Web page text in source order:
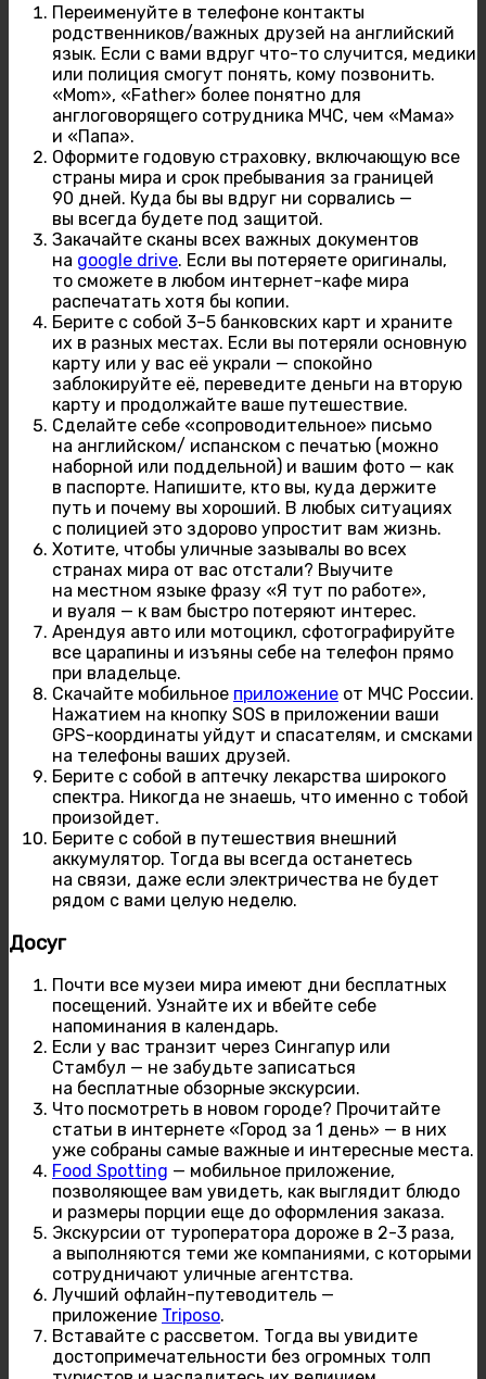
Переименуйте в телефоне контакты
родственников/важных друзей на английский
язык. Если с вами вдруг что-то случится, медики
или полиция смогут понять, кому позвонить.
«Mom», «Father» более понятно для
англоговорящего сотрудника МЧС, чем «Мама»
и «Папа».
Оформите годовую страховку, включающую все
страны мира и срок пребывания за границей
90 дней. Куда бы вы вдруг ни сорвались —
вы всегда будете под защитой.
Закачайте сканы всех важных документов
на google drive. Если вы потеряете оригиналы,
то сможете в любом интернет-кафе мира
распечатать хотя бы копии.
Берите с собой 3–5 банковских карт и храните
их в разных местах. Если вы потеряли основную
карту или у вас её украли — спокойно
заблокируйте её, переведите деньги на вторую
карту и продолжайте ваше путешествие.
Сделайте себе «сопроводительное» письмо
на английском/ испанском с печатью (можно
наборной или поддельной) и вашим фото — как
в паспорте. Напишите, кто вы, куда держите
путь и почему вы хороший. В любых ситуациях
с полицией это здорово упростит вам жизнь.
Хотите, чтобы уличные зазывалы во всех
странах мира от вас отстали? Выучите
на местном языке фразу «Я тут по работе»,
и вуаля — к вам быстро потеряют интерес.
Арендуя авто или мотоцикл, сфотографируйте
все царапины и изъяны себе на телефон прямо
при владельце.
Скачайте мобильное приложение от МЧС России.
Нажатием на кнопку SOS в приложении ваши
GPS-координаты уйдут и спасателям, и смсками
на телефоны ваших друзей.
Берите с собой в аптечку лекарства широкого
спектра. Никогда не знаешь, что именно с тобой
произойдет.
Берите с собой в путешествия внешний
аккумулятор. Тогда вы всегда останетесь
на связи, даже если электричества не будет
рядом с вами целую неделю.
Досуг
Почти все музеи мира имеют дни бесплатных
посещений. Узнайте их и вбейте себе
напоминания в календарь.
Если у вас транзит через Сингапур или
Стамбул — не забудьте записаться
на бесплатные обзорные экскурсии.
Что посмотреть в новом городе? Прочитайте
статьи в интернете «Город за 1 день» — в них
уже собраны самые важные и интересные места.
Food Spotting — мобильное приложение,
позволяющее вам увидеть, как выглядит блюдо
и размеры порции еще до оформления заказа.
Экскурсии от туроператора дороже в 2-3 раза,
а выполняются теми же компаниями, с которыми
сотрудничают уличные агентства.
Лучший офлайн-путеводитель —
приложение Triposo.
Вставайте с рассветом. Тогда вы увидите
достопримечательности без огромных толп